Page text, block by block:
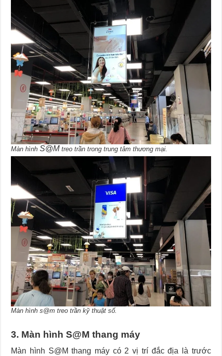
Màn hìnhS@Mtreo trần trong trung tâm thương mại.
Màn hình s@m treo trần kỹ thuật số.
3. Màn hình S@M thang máy
Màn hình S@M thang máy có 2 vị trí đắc địa là trước